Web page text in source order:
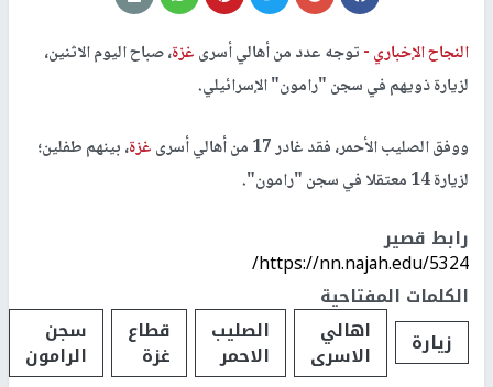
النجاح الإخباري -توجه عدد من أهالي أسرىغزة، صباح اليوم الاثنين،
لزيارة ذويهم في سجن "رامون" الإسرائيلي.
ووفق الصليب الأحمر، فقد غادر 17 من أهالي أسرى غزة، بينهم طفلين؛
لزيارة 14 معتقلا في سجن "رامون".
رابط قصير
https://nn.najah.edu/5324/
الكلمات المفتاحية
زيارة
اهالي
الاسرى
الصليب
الاحمر
قطاع
غزة
سجن
الرامون